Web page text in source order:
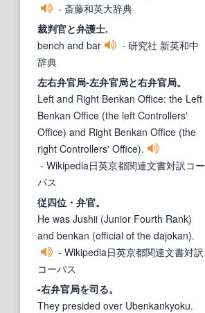
- 斎藤和英大辞典
裁判官と弁護士.
bench and bar
- 研究社 新英和中
辞典
左右弁官局-左弁官局と右弁官局。
Left and Right Benkan Office: the Left
Benkan Office (the left Controllers'
Office) and Right Benkan Office (the
right Controllers' Office).
- Wikipedia日英京都関連文書対訳コー
パス
従四位・ 弁官。
He was Jushii (Junior Fourth Rank)
and benkan (official of the dajokan).
- Wikipedia日英京都関連文書対訳
コーパス
-右弁官局を司る。
They presided over Ubenkankyoku.